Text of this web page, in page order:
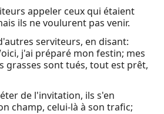
appeler ceux qui étaient
ils ne voulurent pas venir.
serviteurs, en disant:
j'ai préparé mon festin; mes
grasses sont tués, tout est prêt,
de l'invitation, ils s'en
champ, celui-là à son trafic;